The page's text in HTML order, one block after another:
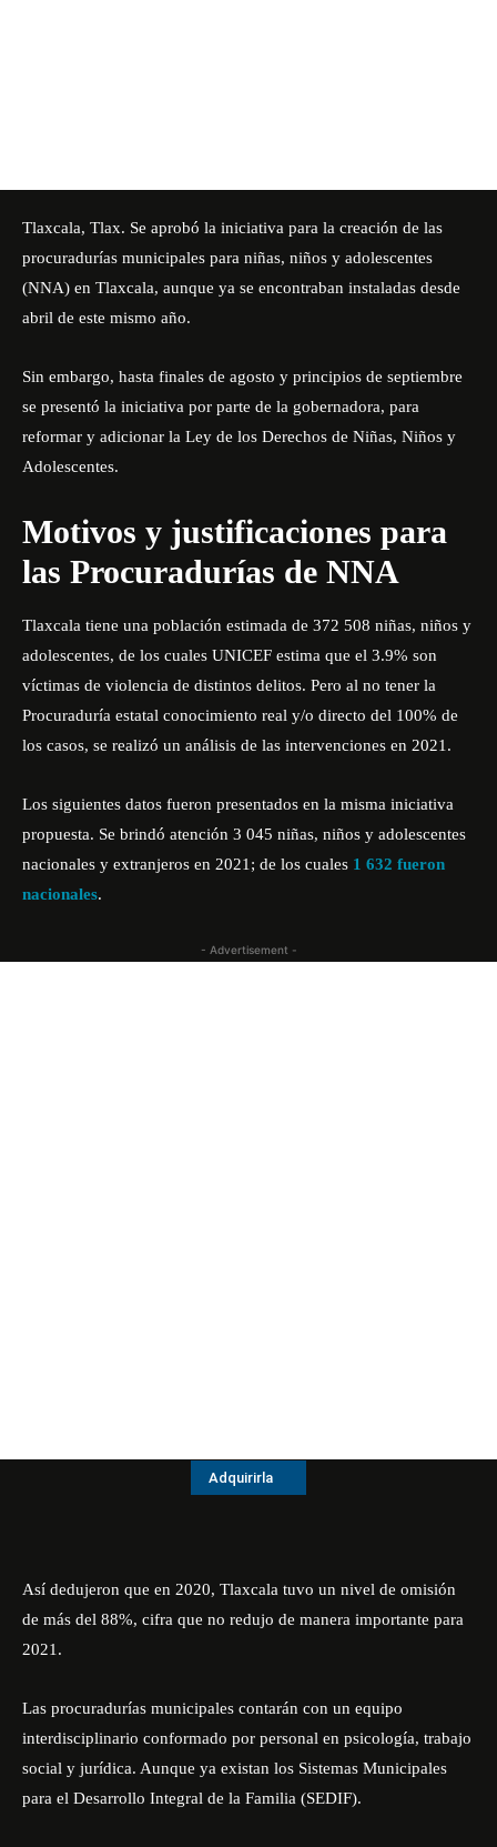
Tlaxcala, Tlax. Se aprobó la iniciativa para la creación de las
procuradurías municipales para niñas, niños y adolescentes
(NNA) en Tlaxcala, aunque ya se encontraban instaladas desde
abril de este mismo año.
Sin embargo, hasta finales de agosto y principios de septiembre
se presentó la iniciativa por parte de la gobernadora, para
reformar y adicionar la Ley de los Derechos de Niñas, Niños y
Adolescentes.
Motivos y justificaciones para
las Procuradurías de NNA
Tlaxcala tiene una población estimada de 372 508 niñas, niños y
adolescentes, de los cuales UNICEF estima que el 3.9% son
víctimas de violencia de distintos delitos. Pero al no tener la
Procuraduría estatal conocimiento real y/o directo del 100% de
los casos, se realizó un análisis de las intervenciones en 2021.
Los siguientes datos fueron presentados en la misma iniciativa
propuesta. Se brindó atención 3 045 niñas, niños y adolescentes
nacionales y extranjeros en 2021; de los cuales 1 632 fueron
nacionales.
- Advertisement -
Adquirirla
Así dedujeron que en 2020, Tlaxcala tuvo un nivel de omisión
de más del 88%, cifra que no redujo de manera importante para
2021.
Las procuradurías municipales contarán con un equipo
interdisciplinario conformado por personal en psicología, trabajo
social y jurídica. Aunque ya existan los Sistemas Municipales
para el Desarrollo Integral de la Familia (SEDIF).